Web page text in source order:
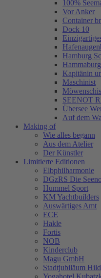
100%
Vor Anker
Container
Dock 10
Hamburg
Hammaburg
Kapitänin
Maschinist
SEENOT
Übersee
Auf dem
Making of
Wie alles begann
Aus dem Atelier
Der Künstler
Limitierte Editionen
Elbphilharmonie
DGzRS Die
Hummel Sport
KM Yachtbuilders
Auswärtiges Amt
ECE
Hakle
Fortis
NOB
Kinderclub
Magu GmbH
Stadtjubiläum
Yogahotel